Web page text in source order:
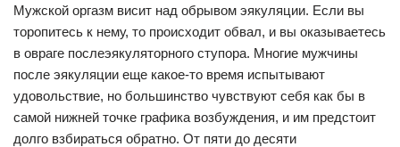
Мужской оргазм висит над обрывом эякуляции. Если вы
торопитесь к нему, то происходит обвал, и вы оказываетесь
в овраге послеэякуляторного ступора. Многие мужчины
после эякуляции еще какое-то время испытывают
удовольствие, но большинство чувствуют себя как бы в
самой нижней точке графика возбуждения, и им предстоит
долго взбираться обратно. От пяти до десяти